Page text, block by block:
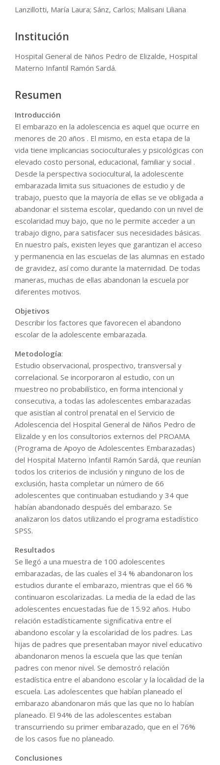
Lanzillotti, María Laura; Sánz, Carlos; Malisani Liliana
Institución
Hospital General de Niños Pedro de Elizalde, Hospital
Materno Infantil Ramón Sardá.
Resumen
Introducción
El embarazo en la adolescencia es aquel que ocurre en
menores de 20 años . El mismo, en esta etapa de la
vida tiene implicancias socioculturales y psicológicas con
elevado costo personal, educacional, familiar y social .
Desde la perspectiva sociocultural, la adolescente
embarazada limita sus situaciones de estudio y de
trabajo, puesto que la mayoría de ellas se ve obligada a
abandonar el sistema escolar, quedando con un nivel de
escolaridad muy bajo, que no le permite acceder a un
trabajo digno, para satisfacer sus necesidades básicas.
En nuestro país, existen leyes que garantizan el acceso
y permanencia en las escuelas de las alumnas en estado
de gravidez, así como durante la maternidad. De todas
maneras, muchas de ellas abandonan la escuela por
diferentes motivos.
Objetivos
Describir los factores que favorecen el abandono
escolar de la adolescente embarazada.
Metodología:
Estudio observacional, prospectivo, transversal y
correlacional. Se incorporaron al estudio, con un
muestreo no probabilístico, en forma intencional y
consecutiva, a todas las adolescentes embarazadas
que asistían al control prenatal en el Servicio de
Adolescencia del Hospital General de Niños Pedro de
Elizalde y en los consultorios externos del PROAMA
(Programa de Apoyo de Adolescentes Embarazadas)
del Hospital Materno Infantil Ramón Sardá, que reunían
todos los criterios de inclusión y ninguno de los de
exclusión, hasta completar un número de 66
adolescentes que continuaban estudiando y 34 que
habían abandonado después del embarazo. Se
analizaron los datos utilizando el programa estadístico
SPSS.
Resultados
Se llegó a una muestra de 100 adolescentes
embarazadas, de las cuales el 34 % abandonaron los
estudios durante el embarazo, mientras que el 66 %
continuaron escolarizadas. La media de la edad de las
adolescentes encuestadas fue de 15.92 años. Hubo
relación estadísticamente significativa entre el
abandono escolar y la escolaridad de los padres. Las
hijas de padres que presentaban mayor nivel educativo
abandonaron menos la escuela que las que tenían
padres con menor nivel. Se demostró relación
estadística entre el abandono escolar y la localidad de la
escuela. Las adolescentes que habían planeado el
embarazo abandonaron más que las que no lo habían
planeado. El 94% de las adolescentes estaban
transcurriendo su primer embarazado, que en el 76%
de los casos fue no planeado.
Conclusiones